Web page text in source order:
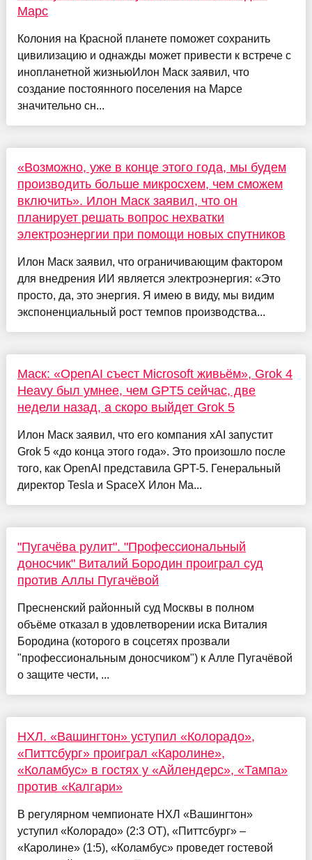
Марс
Колония на Красной планете поможет сохранить
цивилизацию и однажды может привести к встрече с
инопланетной жизньюИлон Маск заявил, что
создание постоянного поселения на Марсе
значительно сн...
«Возможно, уже в конце этого года, мы будем
производить больше микросхем, чем сможем
включить». Илон Маск заявил, что он
планирует решать вопрос нехватки
электроэнергии при помощи новых спутников
Илон Маск заявил, что ограничивающим фактором
для внедрения ИИ является электроэнергия: «Это
просто, да, это энергия. Я имею в виду, мы видим
экспоненциальный рост темпов производства...
Маск: «OpenAI съест Microsoft живьём», Grok 4
Heavy был умнее, чем GPT5 сейчас, две
недели назад, а скоро выйдет Grok 5
Илон Маск заявил, что его компания xAI запустит
Grok 5 «до конца этого года». Это произошло после
того, как OpenAI представила GPT-5. Генеральный
директор Tesla и SpaceX Илон Ма...
"Пугачёва рулит". "Профессиональный
доносчик" Виталий Бородин проиграл суд
против Аллы Пугачёвой
Пресненский районный суд Москвы в полном
объёме отказал в удовлетворении иска Виталия
Бородина (которого в соцсетях прозвали
"профессиональным доносчиком") к Алле Пугачёвой
о защите чести, ...
НХЛ. «Вашингтон» уступил «Колорадо»,
«Питтсбург» проиграл «Каролине»,
«Коламбус» в гостях у «Айлендерс», «Тампа»
против «Калгари»
В регулярном чемпионате НХЛ «Вашингтон»
уступил «Колорадо» (2:3 ОТ), «Питтсбург» –
«Каролине» (1:5), «Коламбус» проведет гостевой